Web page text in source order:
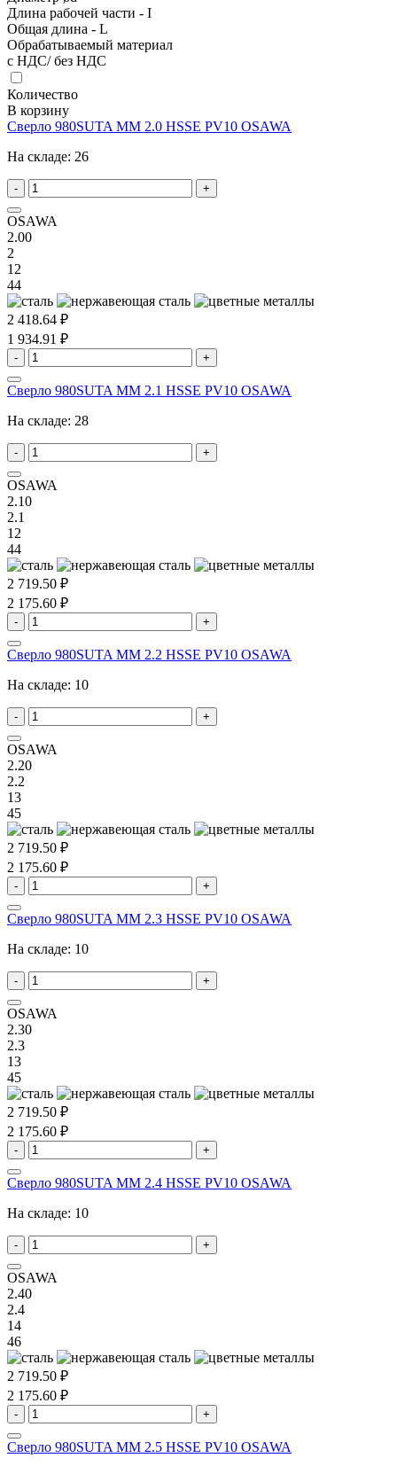
Длина рабочей части - I
Общая длина - L
Обрабатываемый материал
с НДС/ без НДС
Количество
В корзину
Сверло 980SUTA MM 2.0 HSSE PV10 OSAWA
На складе: 26
- +
OSAWA
2.00
2
12
44
2 418.64 ₽
1 934.91 ₽
- +
Сверло 980SUTA MM 2.1 HSSE PV10 OSAWA
На складе: 28
- +
OSAWA
2.10
2.1
12
44
2 719.50 ₽
2 175.60 ₽
- +
Сверло 980SUTA MM 2.2 HSSE PV10 OSAWA
На складе: 10
- +
OSAWA
2.20
2.2
13
45
2 719.50 ₽
2 175.60 ₽
- +
Сверло 980SUTA MM 2.3 HSSE PV10 OSAWA
На складе: 10
- +
OSAWA
2.30
2.3
13
45
2 719.50 ₽
2 175.60 ₽
- +
Сверло 980SUTA MM 2.4 HSSE PV10 OSAWA
На складе: 10
- +
OSAWA
2.40
2.4
14
46
2 719.50 ₽
2 175.60 ₽
- +
Сверло 980SUTA MM 2.5 HSSE PV10 OSAWA